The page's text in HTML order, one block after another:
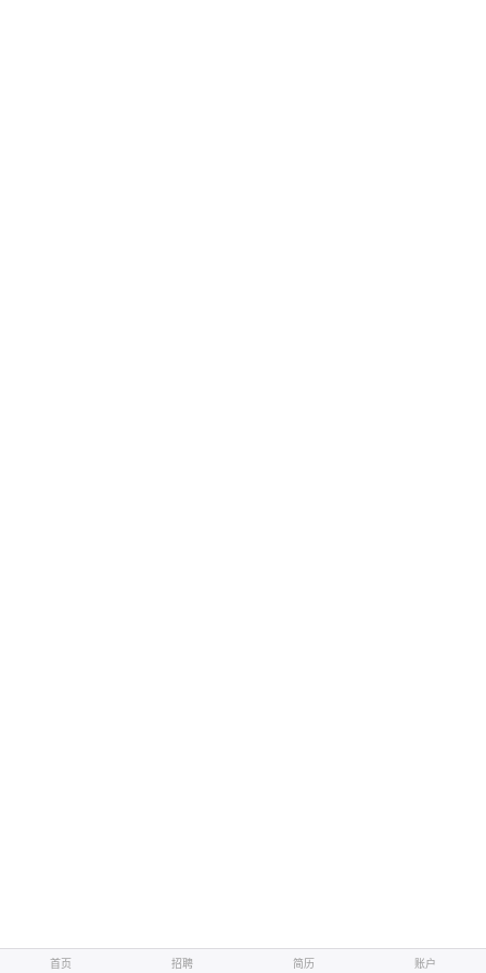
首页 招聘 简历 账户
首页 招聘 简历 账户